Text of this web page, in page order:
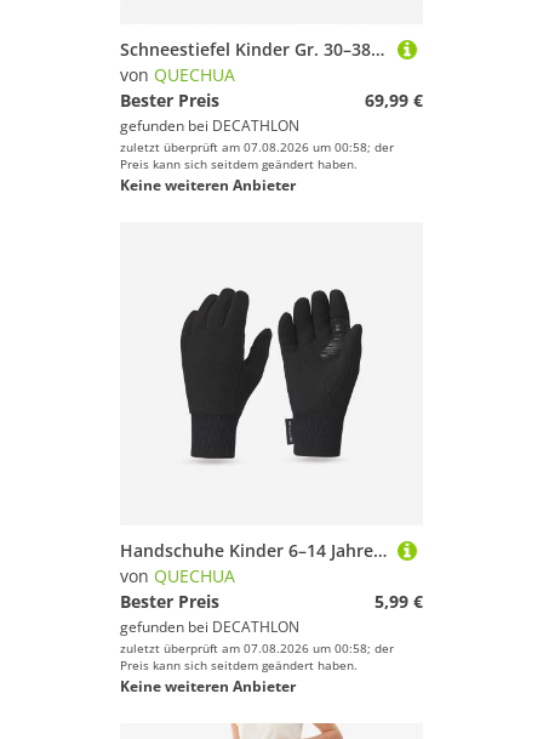
Schneestiefel Kinder Gr. 30–38 warm wasserdicht Winterwandern - SH900
von QUECHUA
Bester Preis
69,99 €
gefunden bei DECATHLON
zuletzt überprüft am 07.08.2026 um 00:58; der
Preis kann sich seitdem geändert haben.
Keine weiteren Anbieter
Handschuhe Kinder 6–14 Jahre Fleece Wandern - Hike500 schwarz
von QUECHUA
Bester Preis
5,99 €
gefunden bei DECATHLON
zuletzt überprüft am 07.08.2026 um 00:58; der
Preis kann sich seitdem geändert haben.
Keine weiteren Anbieter